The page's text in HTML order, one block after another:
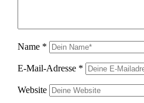
Name *
E-Mail-Adresse *
Website